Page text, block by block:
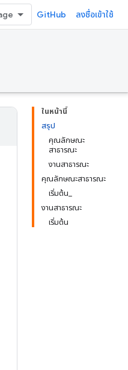
GitHub ลงชื่อเข้าใช้
ในหน้านี้
สรุป
คุณลักษณะ
สาธารณะ
งานสาธารณะ
คุณลักษณะสาธารณะ
เริ่มต้น_
งานสาธารณะ
เริ่มต้น